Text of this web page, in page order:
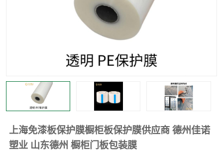
上海免漆板保护膜橱柜板保护膜供应商 德州佳诺
塑业 山东德州 橱柜门板包装膜
纯黑保护膜
彩钢板保护膜
不绣钢板保护膜 两边上胶保护膜
不锈钢板保护膜 一次性隔离膜